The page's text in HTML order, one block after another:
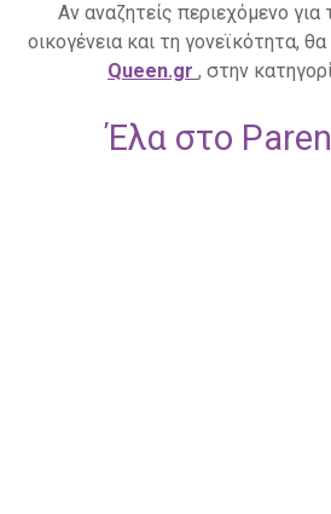
Αν αναζητείς περιεχόμενο για
οικογένεια και τη γονεϊκότητα,
Queen.gr , στην
Έλα στο